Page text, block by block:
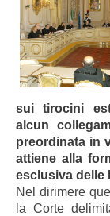
sui tirocini
alcun
preordinata in
attiene alla
esclusiva delle
Nel dirimere
la Corte